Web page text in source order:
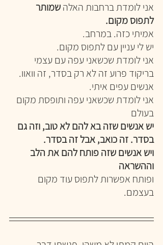
אני לומדת ברחבות האלה שמותר
לתפוס מקום.
אמיתי כזה. במרחב.
יש לי עניין עם לתפוס מקום.
אני לומדת שכשאני עפה עם עצמי
בריקוד פרוע זה לא רק בסדר, זה וואוו.
אנשים עפים איתי.
אני לומדת שכשאני עפה ותופסת מקום
בעולם
יש אנשים שזה בא להם לא טוב, וזה גם
בסדר. זה כואב, אבל זה בסדר.
ויש אנשים שזה פותח להם את הלב
וההשראה
ופותח אפשרות לתפוס עוד מקום
בעצמם.